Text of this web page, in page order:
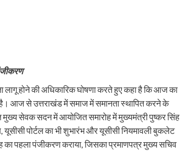
लागू होने की अधिकारिक घोषणा करते हुए कहा है कि आज का
है। आज से उत्तराखंड में समाज में समानता स्थापित करने के
मुख्य सेवक सदन में आयोजित समारोह में मुख्यमंत्री पुष्कर सिंह
यूसीसी पोर्टल का भी शुभारंभ और यूसीसी नियमावली बुकलेट
का पहला पंजीकरण कराया, जिसका प्रमाणपत्र मुख्य सचिव